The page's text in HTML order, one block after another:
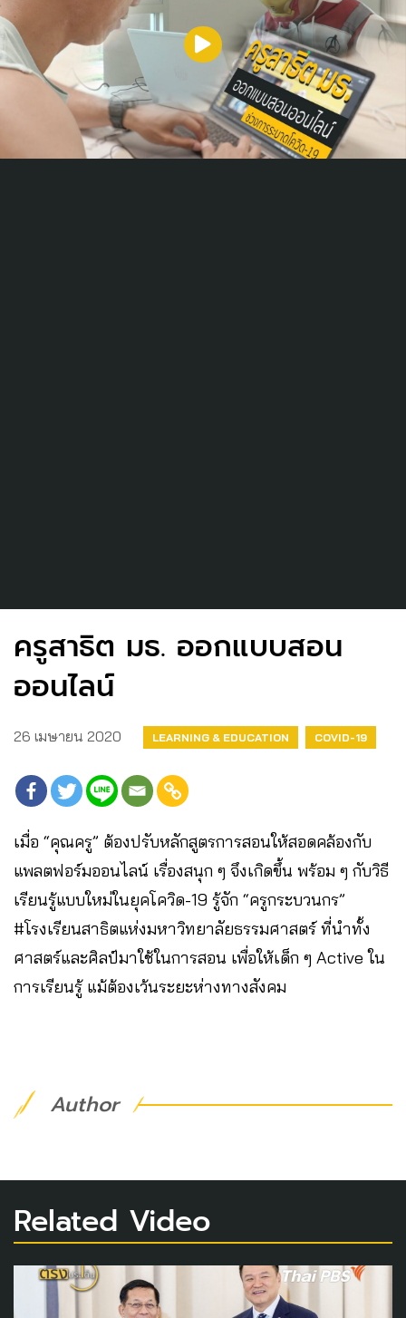
ครูสาธิต มธ. ออกแบบสอน
ออนไลน์
26 เมษายน 2020 LEARNING & EDUCATION COVID-19
เมื่อ “คุณครู” ต้องปรับหลักสูตรการสอนให้สอดคล้องกับ
แพลตฟอร์มออนไลน์ เรื่องสนุก ๆ จึงเกิดขึ้น พร้อม ๆ กับวิธี
เรียนรู้แบบใหม่ในยุคโควิด-19 รู้จัก “ครูกระบวนกร”
#โรงเรียนสาธิตแห่งมหาวิทยาลัยธรรมศาสตร์ ที่นำทั้ง
ศาสตร์และศิลป์มาใช้ในการสอน เพื่อให้เด็ก ๆ Active ใน
การเรียนรู้ แม้ต้องเว้นระยะห่างทางสังคม
Author
Related Video